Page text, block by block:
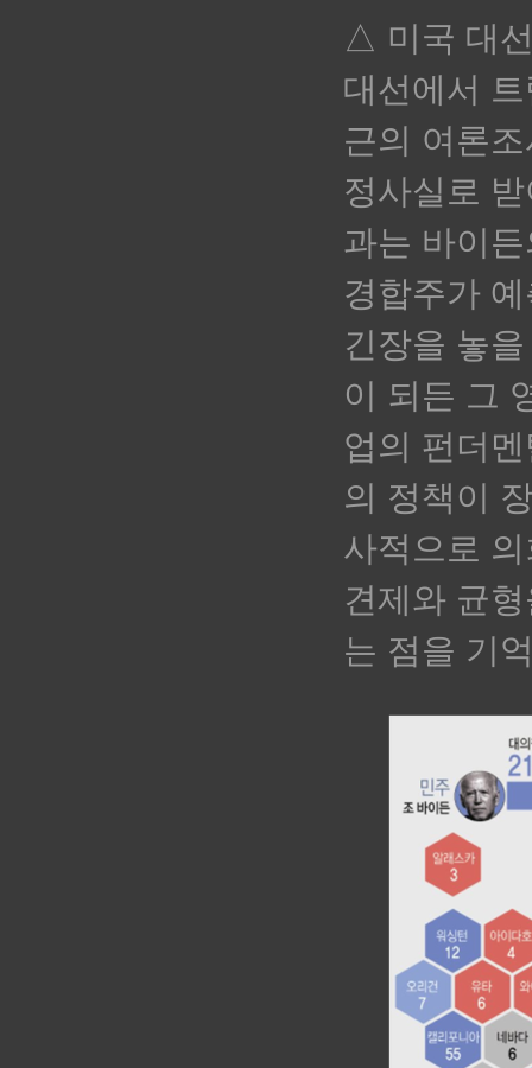
△ 미국 대
대선에서
근의 여론
정사실로
과는 바이
경합주가
긴장을 놓
이 되든 그
업의 펀더
의 정책이
사적으로
견제와 균
는 점을 기